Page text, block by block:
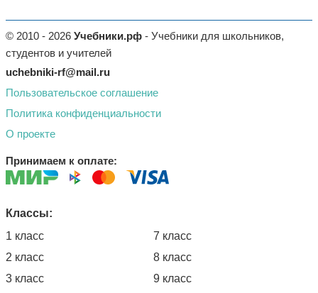
© 2010 - 2026 Учебники.рф - Учебники для школьников,
студентов и учителей
uchebniki-rf@mail.ru
Пользовательское соглашение
Политика конфиденциальности
О проекте
Принимаем к оплате:
Классы:
1 класс
2 класс
3 класс
7 класс
8 класс
9 класс